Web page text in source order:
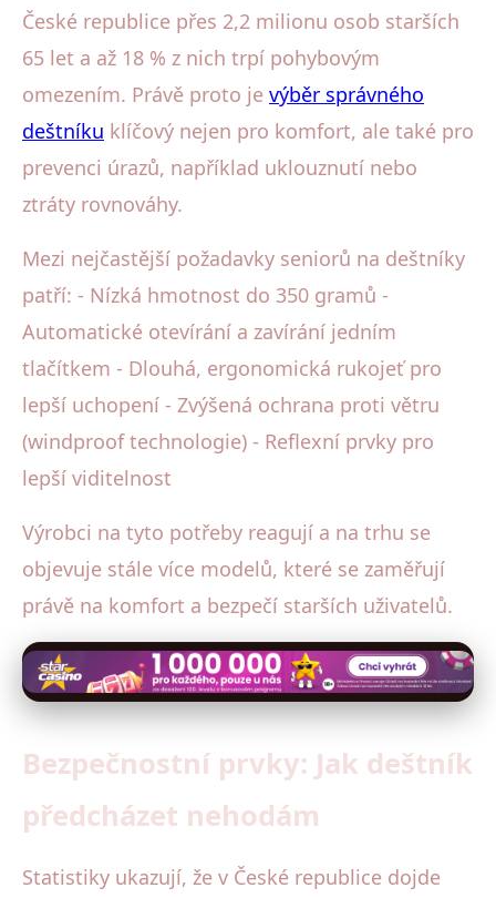
České republice přes 2,2 milionu osob starších
65 let a až 18 % z nich trpí pohybovým
omezením. Právě proto je výběr správného
deštníku klíčový nejen pro komfort, ale také pro
prevenci úrazů, například uklouznutí nebo
ztráty rovnováhy.
Mezi nejčastější požadavky seniorů na deštníky
patří: - Nízká hmotnost do 350 gramů -
Automatické otevírání a zavírání jedním
tlačítkem - Dlouhá, ergonomická rukojeť pro
lepší uchopení - Zvýšená ochrana proti větru
(windproof technologie) - Reflexní prvky pro
lepší viditelnost
Výrobci na tyto potřeby reagují a na trhu se
objevuje stále více modelů, které se zaměřují
právě na komfort a bezpečí starších uživatelů.
Bezpečnostní prvky: Jak deštník
předcházet nehodám
Statistiky ukazují, že v České republice dojde